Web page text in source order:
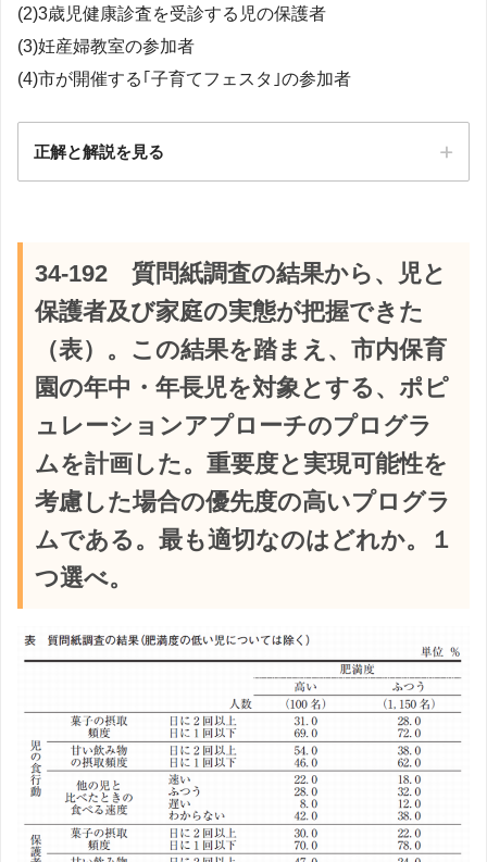
(2)3歳児健康診査を受診する児の保護者
(3)妊産婦教室の参加者
(4)市が開催する｢子育てフェスタ｣の参加者
正解と解説を見る
34-192 質問紙調査の結果から、児と
保護者及び家庭の実態が把握できた
（表）。この結果を踏まえ、市内保育
園の年中・年長児を対象とする、ポピ
ュレーションアプローチのプログラ
ムを計画した。重要度と実現可能性を
考慮した場合の優先度の高いプログラ
ムである。最も適切なのはどれか。１
つ選べ。